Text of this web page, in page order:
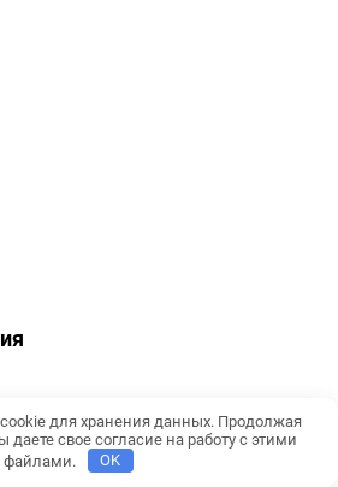
cookie для хранения данных. Продолжая
даете свое согласие на работу с этими
файлами.
OK